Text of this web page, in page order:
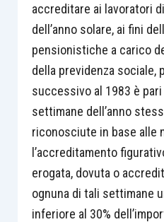
accreditare ai lavoratori
dell’anno solare, ai fini
pensionistiche a carico
della previdenza sociale,
successivo al 1983 è
settimane dell’anno
riconosciute in base alle
l’accreditamento
erogata, dovuta o
ognuna di tali settimane
inferiore al 30%